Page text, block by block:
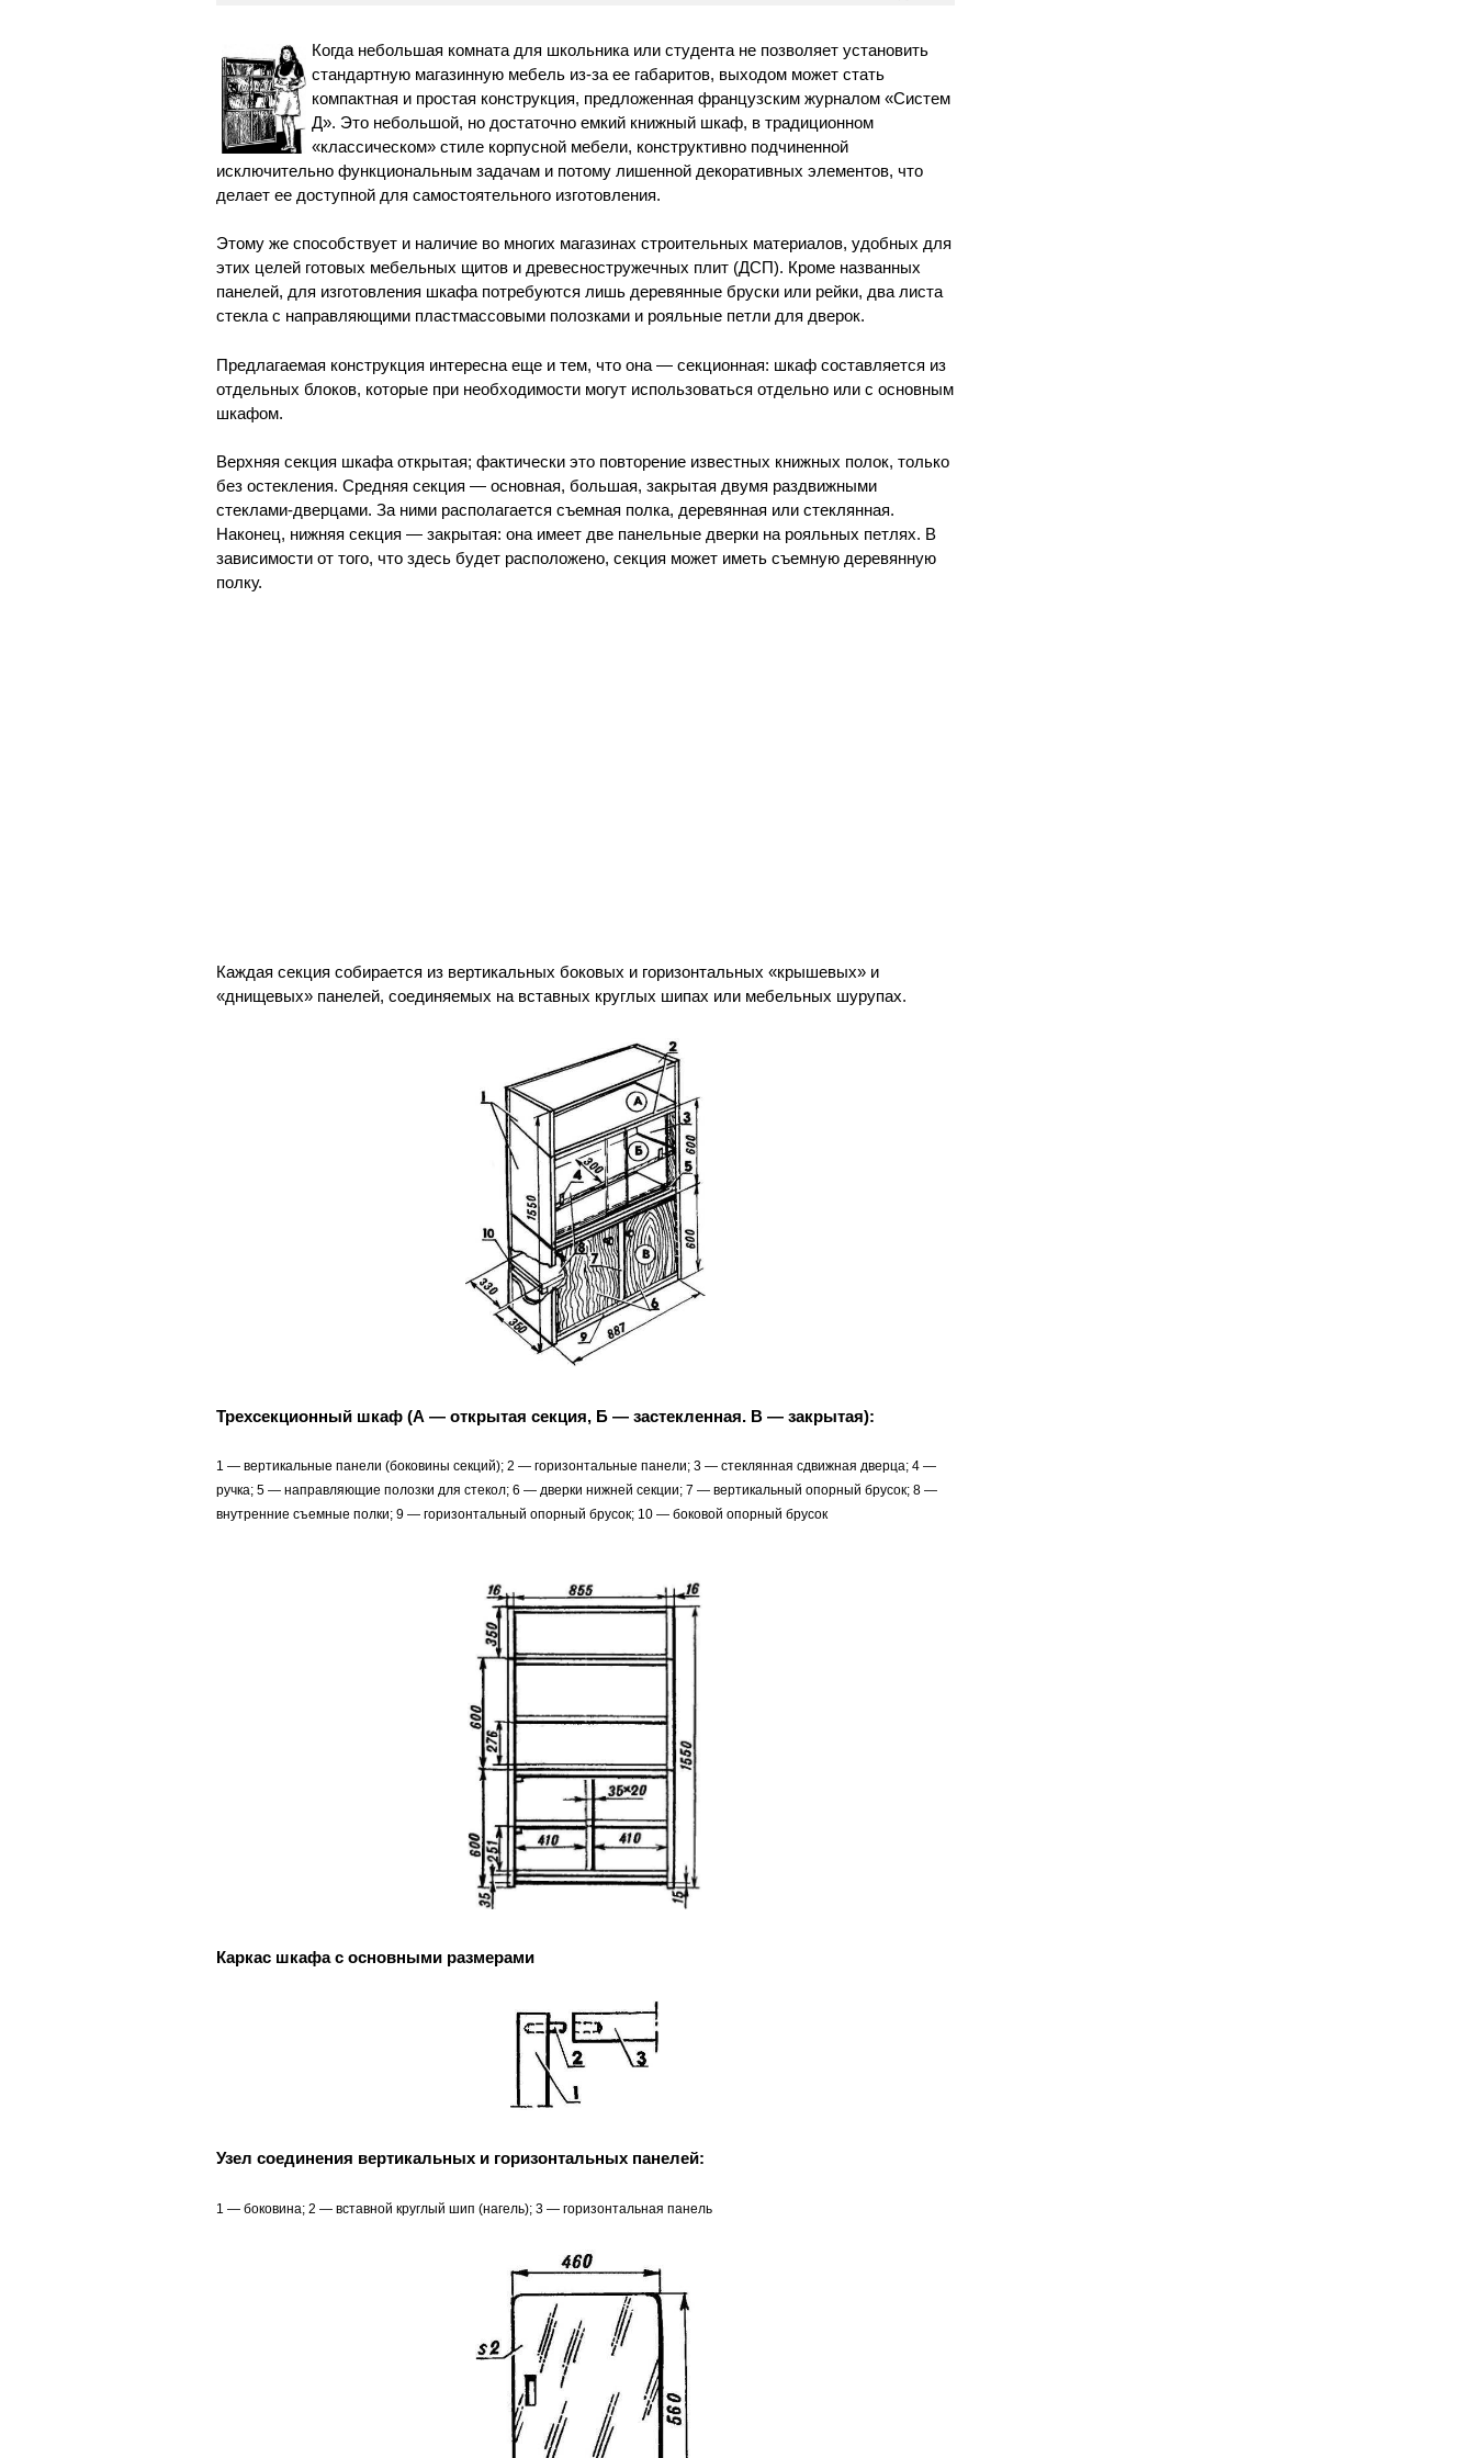
Когда небольшая комната для школьника или студента не позволяет установить
стандартную магазинную мебель из-за ее габаритов, выходом может стать
компактная и простая конструкция, предложенная французским журналом «Систем
Д». Это небольшой, но достаточно емкий книжный шкаф, в традиционном
«классическом» стиле корпусной мебели, конструктивно подчиненной
исключительно функциональным задачам и потому лишенной декоративных элементов, что
делает ее доступной для самостоятельного изготовления.
Этому же способствует и наличие во многих магазинах строительных материалов, удобных для
этих целей готовых мебельных щитов и древесностружечных плит (ДСП). Кроме названных
панелей, для изготовления шкафа потребуются лишь деревянные бруски или рейки, два листа
стекла с направляющими пластмассовыми полозками и рояльные петли для дверок.
Предлагаемая конструкция интересна еще и тем, что она — секционная: шкаф составляется из
отдельных блоков, которые при необходимости могут использоваться отдельно или с основным
шкафом.
Верхняя секция шкафа открытая; фактически это повторение известных книжных полок, только
без остекления. Средняя секция — основная, большая, закрытая двумя раздвижными
стеклами-дверцами. За ними располагается съемная полка, деревянная или стеклянная.
Наконец, нижняя секция — закрытая: она имеет две панельные дверки на рояльных петлях. В
зависимости от того, что здесь будет расположено, секция может иметь съемную деревянную
полку.
Каждая секция собирается из вертикальных боковых и горизонтальных «крышевых» и
«днищевых» панелей, соединяемых на вставных круглых шипах или мебельных шурупах.
Трехсекционный шкаф (А — открытая секция, Б — застекленная. В — закрытая):
1 — вертикальные панели (боковины секций); 2 — горизонтальные панели; 3 — стеклянная сдвижная дверца; 4 —
ручка; 5 — направляющие полозки для стекол; 6 — дверки нижней секции; 7 — вертикальный опорный брусок; 8 —
внутренние съемные полки; 9 — горизонтальный опорный брусок; 10 — боковой опорный брусок
Каркас шкафа с основными размерами
Узел соединения вертикальных и горизонтальных панелей:
1 — боковина; 2 — вставной круглый шип (нагель); 3 — горизонтальная панель